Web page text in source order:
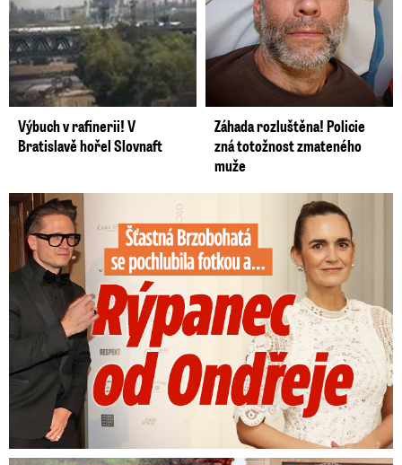
Výbuch v rafinerii! V
Bratislavě hořel Slovnaft
Záhada rozluštěna! Policie
zná totožnost zmateného
muže
Šťastná Brzobohatá se pochlubila fotkou: Rýpanec od Ondřeje